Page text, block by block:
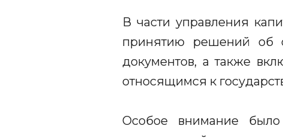
В части управления
принятию решений об
документов, а также
относящимся к
Особое внимание